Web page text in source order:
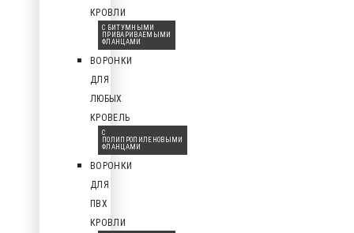
КРОВЛИ
С БИТУМНЫМИ
ПРИВАРИВАЕМЫМИ
ФЛАНЦАМИ
ВОРОНКИ
ДЛЯ
ЛЮБЫХ
КРОВЕЛЬ
С
ПОЛИПРОПИЛЕНОВЫМИ
ФЛАНЦАМИ
ВОРОНКИ
ДЛЯ
ПВХ
КРОВЛИ